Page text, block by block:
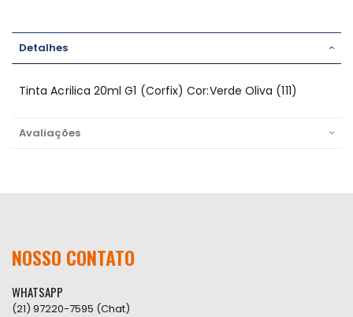
Detalhes
Tinta Acrilica 20ml G1 (Corfix) Cor:Verde Oliva (111)
Avaliações
NOSSO CONTATO
WHATSAPP
(21) 97220-7595 (Chat)